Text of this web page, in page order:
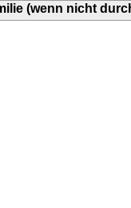
(wenn nicht